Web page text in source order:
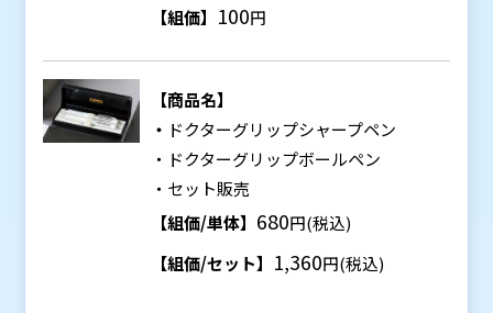
【組価】 100円
【商品名】
・ ドクターグリップシャープペン
・ドクターグリップボールペン
・セット販売
【組価/単体】 680円(税込)
【組価/セット】 1,360円(税込)